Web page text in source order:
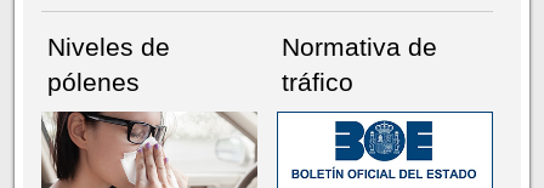
Niveles de
pólenes
Normativa de
tráfico